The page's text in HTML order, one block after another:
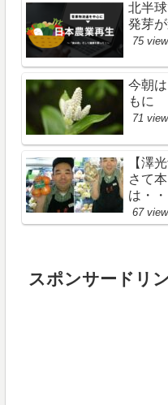
北半
発芽
75
今朝
もに
71
【澤
さて
は・・
67
スポンサードリ